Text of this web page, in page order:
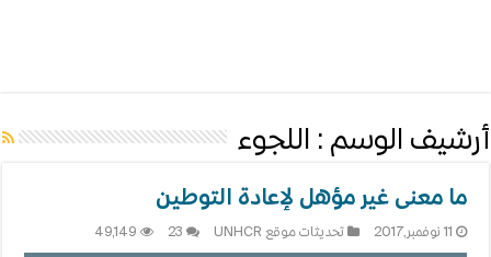
أرشيف الوسم : اللجوء
ما معنى غير مؤهل لإعادة التوطين
11 نوفمبر,2017 تحديثات موقع UNHCR 23
49,149